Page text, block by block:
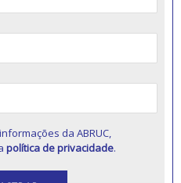
da ABRUC,
política de privacidade.